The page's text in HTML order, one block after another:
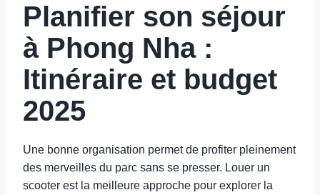
Planifier son séjour
à Phong Nha :
Itinéraire et budget
2025
Une bonne organisation permet de profiter pleinement
des merveilles du parc sans se presser. Louer un
scooter est la meilleure approche pour explorer la